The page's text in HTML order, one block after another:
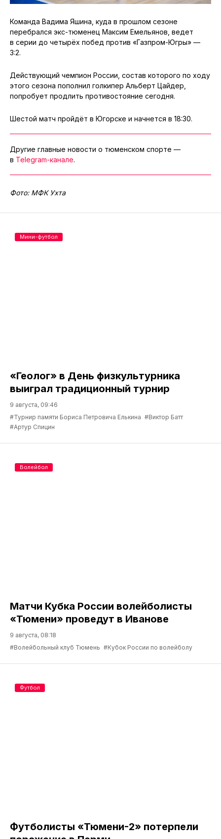
Команда Вадима Яшина, куда в прошлом сезоне
перебрался экс-тюменец Максим Емельянов, ведет
в серии до четырёх побед против «Газпром-Югры» —
3:2.
Действующий чемпион России, состав которого по ходу
этого сезона пополнил голкипер Альберт Цайдер,
попробует продлить противостояние сегодня.
Шестой матч пройдёт в Югорске и начнется в 18:30.
Другие главные новости о тюменском спорте —
в Telegram-канале.
Фото: МФК Ухта
«Геолог» в День физкультурника
выиграл традиционный турнир
9 августа, 09:46
#Турнир памяти Бориса Петровича Елькина #Виктор Батт
#Артур Спицин
Мини-футбол
Матчи Кубка России волейболисты
«Тюмени» проведут в Иванове
9 августа, 08:18
#Волейбольный клуб Тюмень #Кубок России по волейболу
Волейбол
Футболисты «Тюмени-2» потерпели
Футбол